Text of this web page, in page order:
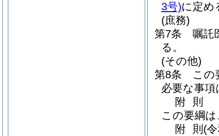
3号)に定め
(庶務)
第7条
嘱託
る。
(その他)
第8条
この
必要な事
附 則
この要綱
附 則 (